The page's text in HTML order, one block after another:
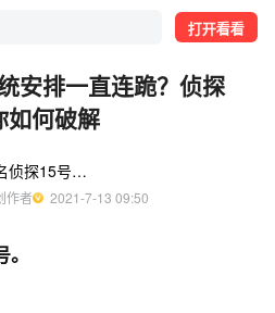
打开看看
安排一直连跪？侦探
如何破解
名侦探15号（7.15橱窗上夏日套）
作者
  2021-7-13 09:50